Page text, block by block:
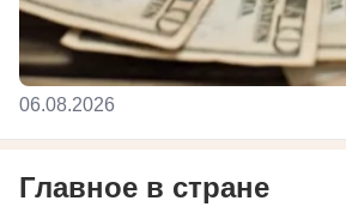
06.08.2026
Главное в стране